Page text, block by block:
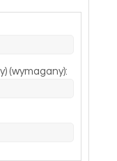
(wymagany):